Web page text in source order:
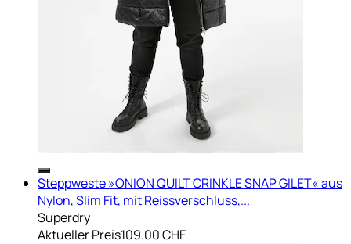
Steppweste »ONION QUILT CRINKLE SNAP GILET« aus
Nylon, Slim Fit, mit Reissverschluss,...
Superdry
Aktueller Preis109.00 CHF